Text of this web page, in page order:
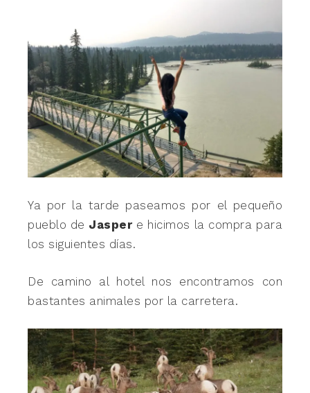
Ya por la tarde paseamos por el pequeño
pueblo de Jaspere hicimos la compra para
los siguientes días.
De camino al hotel nos encontramos con
bastantes animales por la carretera.